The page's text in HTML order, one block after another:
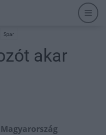
Spar
akar